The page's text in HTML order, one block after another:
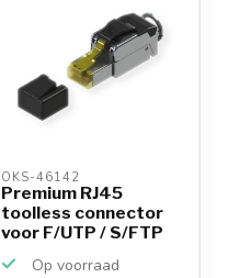
OKS-46142
Premium RJ45
toolless connector
voor F/UTP / S/FTP
Op voorraad